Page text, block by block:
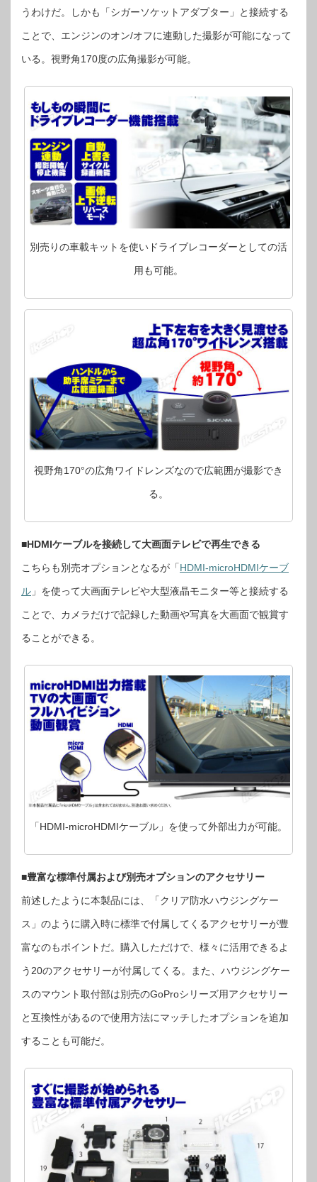
うわけだ。しかも「シガーソケットアダプター」と接続する
ことで、エンジンのオン/オフに連動した撮影が可能になって
いる。視野角170度の広角撮影が可能。
別売りの車載キットを使いドライブレコーダーとしての活
用も可能。
視野角170°の広角ワイドレンズなので広範囲が撮影でき
る。
■HDMIケーブルを接続して大画面テレビで再生できる
こちらも別売オプションとなるが「HDMI-microHDMIケーブ
ル 」を使って大画面テレビや大型液晶モニター等と接続する
ことで、カメラだけで記録した動画や写真を大画面で観賞す
ることができる。
「HDMI-microHDMIケーブル」を使って外部出力が可能。
■豊富な標準付属および別売オプションのアクセサリー
前述したように本製品には、「クリア防水ハウジングケー
ス」のように購入時に標準で付属してくるアクセサリーが豊
富なのもポイントだ。購入しただけで、様々に活用できるよ
う20のアクセサリーが付属してくる。また、ハウジングケー
スのマウント取付部は別売のGoProシリーズ用アクセサリー
と互換性があるので使用方法にマッチしたオプションを追加
することも可能だ。